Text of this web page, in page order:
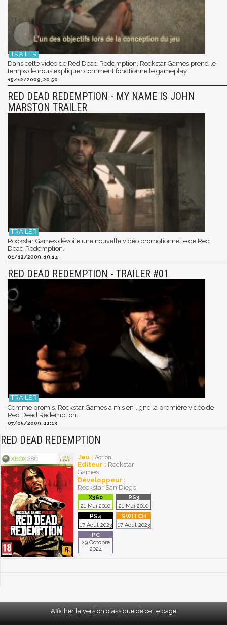
Dans cette vidéo de Red Dead Redemption, Rockstar Games prend le
temps de nous expliquer comment fonctionne le gameplay.
15/12/2009, 20:50
RED DEAD REDEMPTION - MY NAME IS JOHN
MARSTON TRAILER
Rockstar Games dévoile une nouvelle vidéo promotionnelle de Red
Dead Redemption.
01/12/2009, 19:14
RED DEAD REDEMPTION - TRAILER #01
Comme promis, Rockstar Games a mis en ligne la première vidéo de
Red Dead Redemption.
07/05/2009, 11:13
RED DEAD REDEMPTION
Jeu : Action
Editeur : Rockstar
Games
Développeur :
Rockstar San Diego
21 Mai 2010 21 Mai 2010
17 Août 2023 17 Août 2023
29 Octobre
2024
Afficher la version classique de cette page